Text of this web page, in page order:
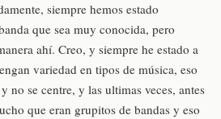
siempre hemos estado
que sea muy conocida, pero
ahí. Creo, y siempre he estado a
variedad en tipos de música, eso
no se centre, y las ultimas veces, antes
que eran grupitos de bandas y eso